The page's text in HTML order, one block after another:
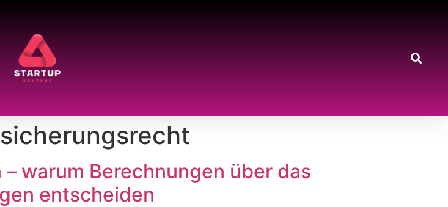
warum Berechnungen über das
entscheiden